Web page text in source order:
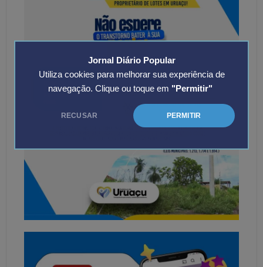
Jornal Diário Popular
Utiliza cookies para melhorar sua experiência de
navegação. Clique ou toque em "Permitir"
RECUSAR PERMITIR